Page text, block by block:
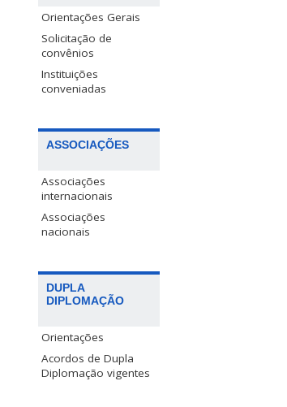
Orientações Gerais
Solicitação de
convênios
Instituições
conveniadas
ASSOCIAÇÕES
Associações
internacionais
Associações
nacionais
DUPLA
DIPLOMAÇÃO
Orientações
Acordos de Dupla
Diplomação vigentes